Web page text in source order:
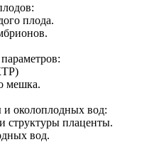
плода.
мешка.
и околоплодных вод:
структуры плаценты.
вод.